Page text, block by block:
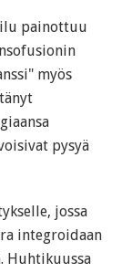
painottuu
myös
pysyä
jossa
integroidaan
Huhtikuussa